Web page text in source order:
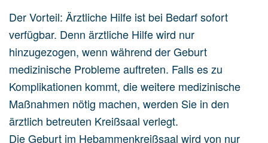
Der Vorteil: Ärztliche Hilfe ist bei Bedarf sofort
verfügbar. Denn ärztliche Hilfe wird nur
hinzugezogen, wenn während der Geburt
medizinische Probleme auftreten. Falls es zu
Komplikationen kommt, die weitere medizinische
Maßnahmen nötig machen, werden Sie in den
ärztlich betreuten Kreißsaal verlegt.
Die Geburt im Hebammenkreißsaal wird von nur